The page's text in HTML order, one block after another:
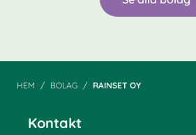
HEM BOLAG RAINSET OY
Kontakt